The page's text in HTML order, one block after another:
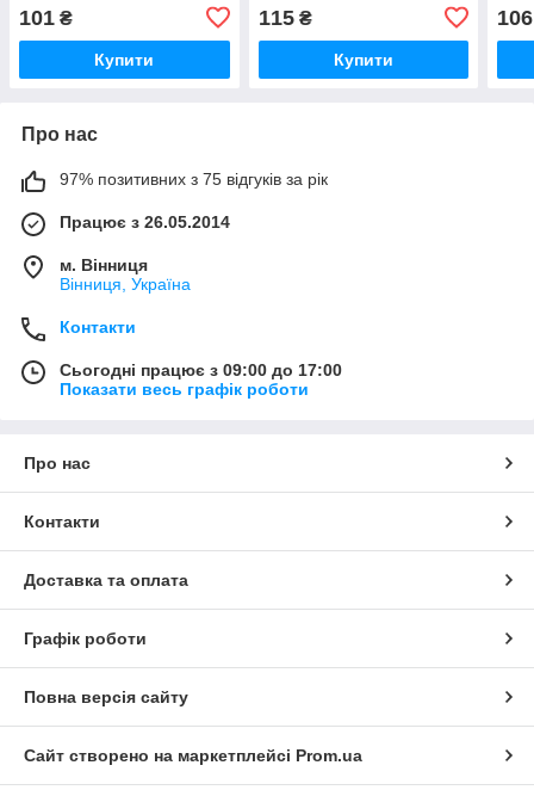
101 ₴
Купити
115₴
Купити
106
Про нас
97% позитивних з 75 відгуків за рік
Працює з 26.05.2014
м. Вінниця
Вінниця, Україна
Контакти
Сьогодні працює з 09:00 до 17:00
Показати весь графік роботи
Про нас
Контакти
Доставка та оплата
Графік роботи
Повна версія сайту
Сайт створено на маркетплейсі Prom.ua